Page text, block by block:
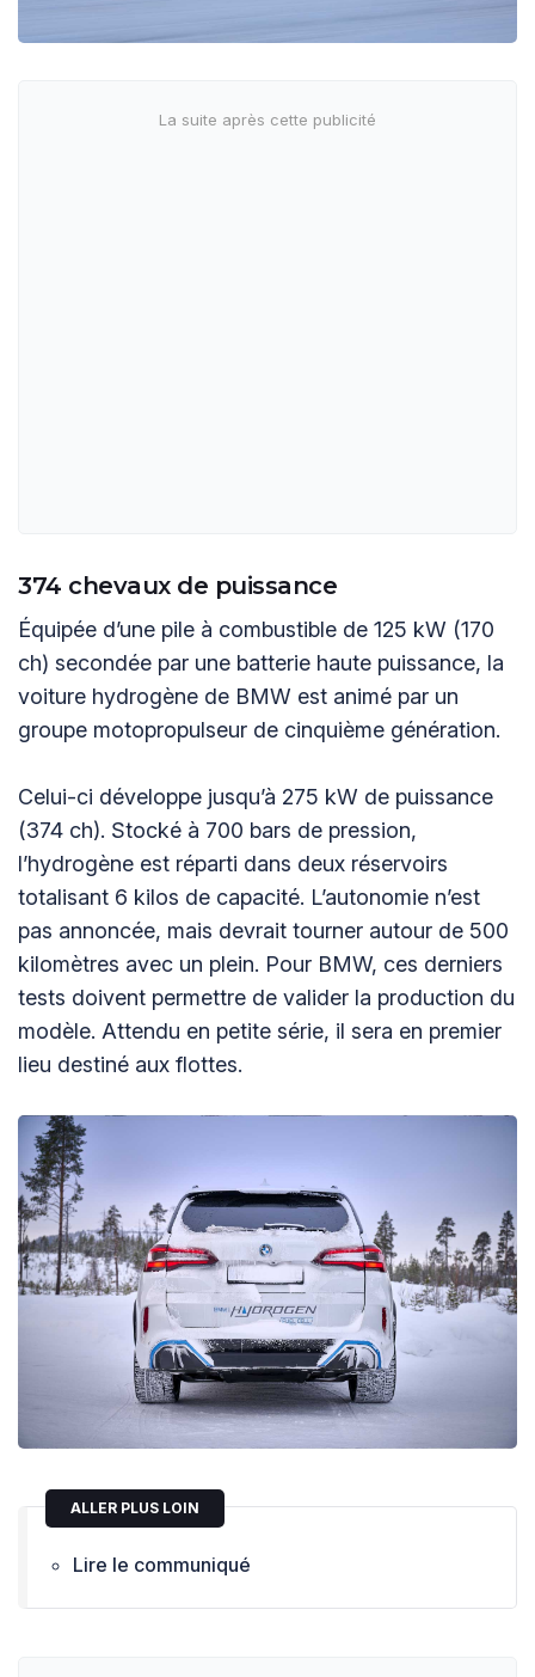
374 chevaux de puissance
Équipée d’une pile à combustible de 125 kW (170
ch) secondée par une batterie haute puissance, la
voiture hydrogène de BMW est animé par un
groupe motopropulseur de cinquième génération.
Celui-ci développe jusqu’à 275 kW de puissance
(374 ch). Stocké à 700 bars de pression,
l’hydrogène est réparti dans deux réservoirs
totalisant 6 kilos de capacité. L’autonomie n’est
pas annoncée, mais devrait tourner autour de 500
kilomètres avec un plein. Pour BMW, ces derniers
tests doivent permettre de valider la production du
modèle. Attendu en petite série, il sera en premier
lieu destiné aux flottes.
ALLER PLUS LOIN
Lire le communiqué